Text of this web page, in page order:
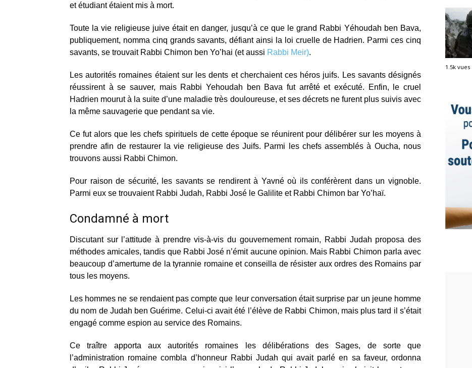
et étudiant étaient mis à mort.
Toute la vie religieuse juive était en danger, jusqu’à ce que le grand Rabbi Yéhoudah ben Bava,
publiquement, nomma cinq grands savants, défiant ainsi la loi cruelle de Hadrien. Parmi ces cinq
savants, se trouvait Rabbi Chimon ben Yo’hai (et aussi Rabbi Meir).
Les autorités romaines étaient sur les dents et cherchaient ces héros juifs. Les savants désignés
réussirent à se sauver, mais Rabbi Yehoudah ben Bava fut arrêté et exécuté. Enfin, le cruel
Hadrien mourut à la suite d’une maladie très douloureuse, et ses décrets ne furent plus suivis avec
la même sauvagerie que pendant sa vie.
Ce fut alors que les chefs spirituels de cette époque se réunirent pour délibérer sur les moyens à
prendre afin de restaurer la vie religieuse des Juifs. Parmi les chefs assemblés à Oucha, nous
trouvons aussi Rabbi Chimon.
Pour raison de sécurité, les savants se rendirent à Yavné où ils conférèrent dans un vignoble.
Parmi eux se trouvaient Rabbi Judah, Rabbi José le Galilite et Rabbi Chimon bar Yo’haï.
Condamné à mort
Discutant sur l’attitude à prendre vis-à-vis du gouvernement romain, Rabbi Judah proposa des
méthodes amicales, tandis que Rabbi José n’émit aucune opinion. Mais Rabbi Chimon parla avec
beaucoup d’amertume de la tyrannie romaine et conseilla de résister aux ordres des Romains par
tous les moyens.
Les hommes ne se rendaient pas compte que leur conversation était surprise par un jeune homme
du nom de Judah ben Guérime. Celui-ci avait été l’élève de Rabbi Chimon, mais plus tard il s’était
engagé comme espion au service des Romains.
Ce traître apporta aux autorités romaines les délibérations des Sages, de sorte que
l’administration romaine combla d’honneur Rabbi Judah qui avait parlé en sa faveur, ordonna
1.5k vues